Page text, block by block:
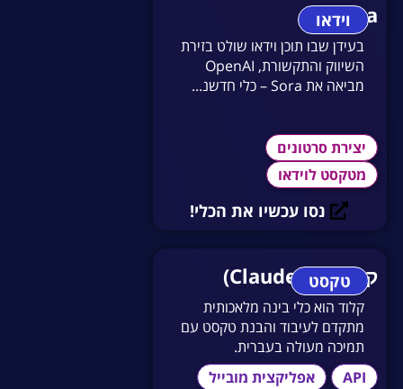
וידאוSora
בעידן שבו תוכן וידאו שולט בזירת
השיווק והתקשורת, OpenAI
מביאה את Sora – כלי חדשנ...
יצירת סרטונים
מטקסט לוידאו
נסו עכשיו את הכלי!
טקסט
קלוד (Claude AI)
קלוד הוא כלי בינה מלאכותית
מתקדם לעיבוד והבנת טקסט עם
תמיכה מעולה בעברית.
API
אפליקצית מובייל